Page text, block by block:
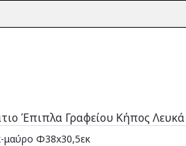
Έπιπλα Γραφείου Κήπος
μαύρο Φ38x30,5εκ